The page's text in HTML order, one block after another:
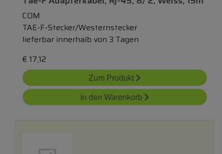
COM
TAE-F-Stecker/Westernstecker
lieferbar innerhalb von 3 Tagen
€ 17,12
Zum Produkt
In den Warenkorb